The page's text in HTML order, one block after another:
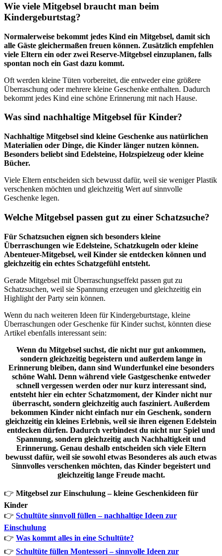
Wie viele Mitgebsel braucht man beim
Kindergeburtstag?
Normalerweise bekommt jedes Kind ein Mitgebsel, damit sich
alle Gäste gleichermaßen freuen können. Zusätzlich empfehlen
viele Eltern ein oder zwei Reserve-Mitgebsel einzuplanen, falls
spontan noch ein Gast dazu kommt.
Oft werden kleine Tüten vorbereitet, die entweder eine größere
Überraschung oder mehrere kleine Geschenke enthalten. Dadurch
bekommt jedes Kind eine schöne Erinnerung mit nach Hause.
Was sind nachhaltige Mitgebsel für Kinder?
Nachhaltige Mitgebsel sind kleine Geschenke aus natürlichen
Materialien oder Dinge, die Kinder länger nutzen können.
Besonders beliebt sind Edelsteine, Holzspielzeug oder kleine
Bücher.
Viele Eltern entscheiden sich bewusst dafür, weil sie weniger Plastik
verschenken möchten und gleichzeitig Wert auf sinnvolle
Geschenke legen.
Welche Mitgebsel passen gut zu einer Schatzsuche?
Für Schatzsuchen eignen sich besonders kleine
Überraschungen wie Edelsteine, Schatzkugeln oder kleine
Abenteuer-Mitgebsel, weil Kinder sie entdecken können und
gleichzeitig ein echtes Schatzgefühl entsteht.
Gerade Mitgebsel mit Überraschungseffekt passen gut zu
Schatzsuchen, weil sie Spannung erzeugen und gleichzeitig ein
Highlight der Party sein können.
Wenn du nach weiteren Ideen für Kindergeburtstage, kleine
Überraschungen oder Geschenke für Kinder suchst, könnten diese
Artikel ebenfalls interessant sein:
Wenn du Mitgebsel suchst, die nicht nur gut ankommen,
sondern gleichzeitig begeistern und außerdem lange in
Erinnerung bleiben, dann sind Wunderfunkel eine besonders
schöne Wahl. Denn während viele Gastgeschenke entweder
schnell vergessen werden oder nur kurz interessant sind,
entsteht hier ein echter Schatzmoment, der Kinder nicht nur
überrascht, sondern gleichzeitig auch fasziniert. Außerdem
bekommen Kinder nicht einfach nur ein Geschenk, sondern
gleichzeitig ein kleines Erlebnis, weil sie ihren eigenen Edelstein
entdecken dürfen. Dadurch verbindest du nicht nur Spiel und
Spannung, sondern gleichzeitig auch Nachhaltigkeit und
Erinnerung. Genau deshalb entscheiden sich viele Eltern
bewusst dafür, weil sie sowohl etwas Besonderes als auch etwas
Sinnvolles verschenken möchten, das Kinder begeistert und
gleichzeitig lange Freude macht.
👉 Mitgebsel zur Einschulung – kleine Geschenkideen für
Kinder
👉 Schultüte sinnvoll füllen – nachhaltige Ideen zur
Einschulung
👉 Was kommt alles in eine Schultüte?
👉 Schultüte füllen Montessori – sinnvolle Ideen zur